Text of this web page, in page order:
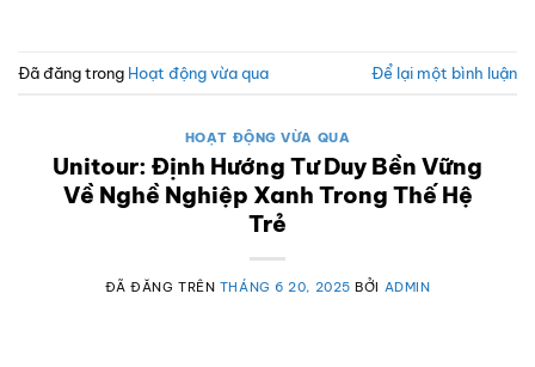
Đã đăng trong Hoạt động vừa qua Để lại một bình luận
HOẠT ĐỘNG VỪA QUA
Unitour: Định Hướng Tư Duy Bền Vững
Về Nghề Nghiệp Xanh Trong Thế Hệ
Trẻ
ĐÃ ĐĂNG TRÊN THÁNG 6 20, 2025 BỞI ADMIN